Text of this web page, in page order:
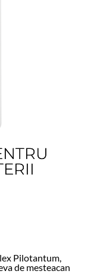
Pilotantum,
de mesteacan